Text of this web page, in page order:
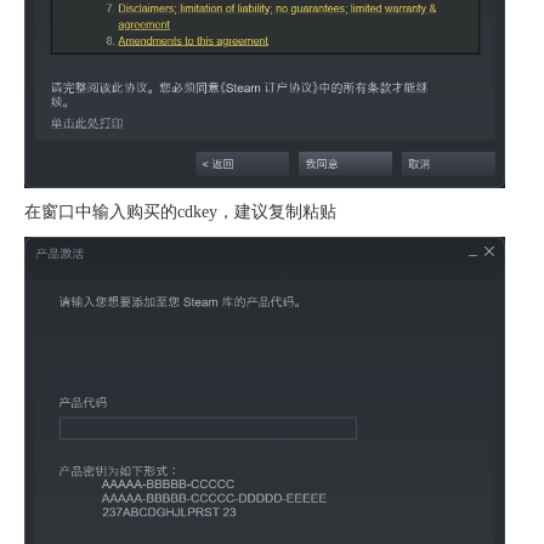
在窗口中输入购买的cdkey，建议复制粘贴